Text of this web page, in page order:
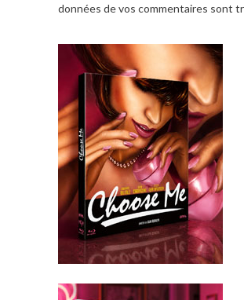
données de vos commentaires sont